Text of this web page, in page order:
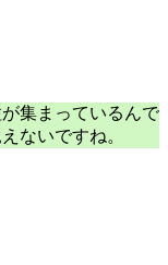
集まっているんで
ないですね。